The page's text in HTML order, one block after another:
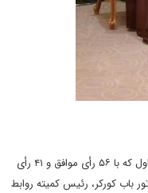
– مجلس سنای آمریکا پنج شنبه هفته گذشته دو قطعنامه را علیه عربستان سعودی به تصویب رساند؛ قطعنامه‌ اول که با ۵۶ رأی موافق و ۴۱ رأی
باب کورکر، رئیس کمیته روابط